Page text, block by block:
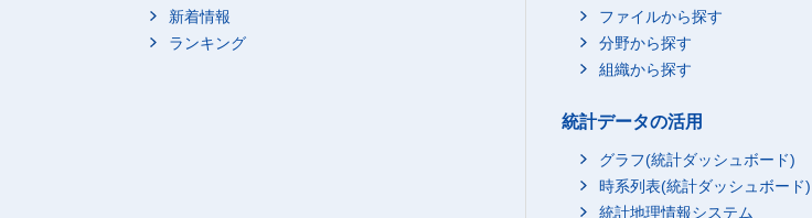
新着情報
ランキング
ファイルから探す
分野から探す
組織から探す
統計データの活用
グラフ(統計ダッシュボード)
時系列表(統計ダッシュボード)
統計地理情報システム